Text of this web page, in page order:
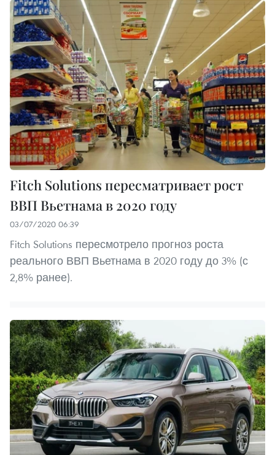
Fitch Solutions пересматривает рост
ВВП Вьетнама в 2020 году
03/07/2020 06:39
Fitch Solutions пересмотрело прогноз роста
реального ВВП Вьетнама в 2020 году до 3% (с
2,8% ранее).